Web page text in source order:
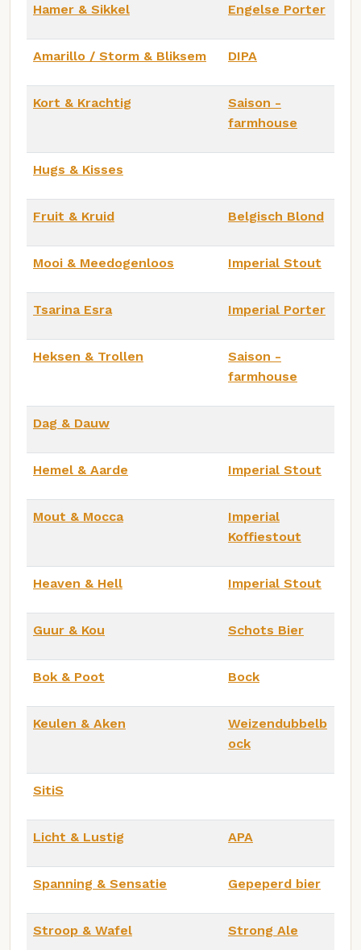
Hamer & Sikkel Engelse Porter
Amarillo / Storm & Bliksem DIPA
Kort & Krachtig
Saison -
farmhouse
Hugs & Kisses
Fruit & Kruid Belgisch Blond
Mooi & Meedogenloos Imperial Stout
Tsarina Esra Imperial Porter
Heksen & Trollen
Saison -
farmhouse
Dag & Dauw
Hemel & Aarde Imperial Stout
Mout & Mocca
Imperial
Koffiestout
Heaven & Hell Imperial Stout
Guur & Kou Schots Bier
Bok & Poot Bock
Keulen & Aken
Weizendubbelb
ock
SitiS
Licht & Lustig APA
Spanning & Sensatie Gepeperd bier
Stroop & Wafel Strong Ale